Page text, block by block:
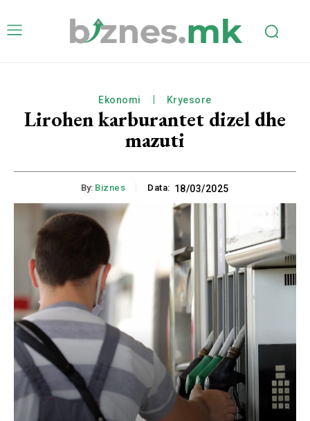
Ekonomi Kryesore
Lirohen karburantet dizel dhe
mazuti
By: Biznes Data: 18/03/2025